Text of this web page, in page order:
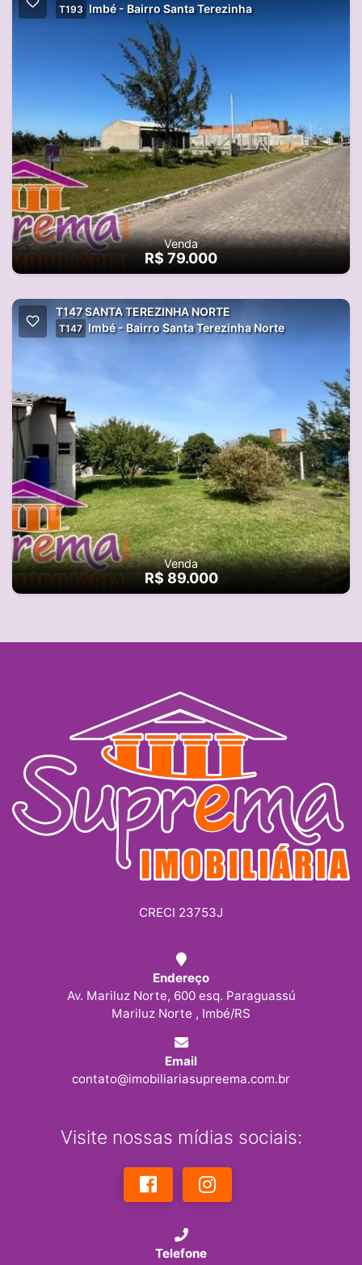
T193 Imbé - Bairro Santa Terezinha
Venda
R$ 79.000
T147 SANTA TEREZINHA NORTE
T147 Imbé - Bairro Santa Terezinha Norte
Venda
R$ 89.000
CRECI 23753J
Endereço
Av. Mariluz Norte, 600 esq. Paraguassú
Mariluz Norte , Imbé/RS
Email
contato@imobiliariasupreema.com.br
Visite nossas mídias sociais:
Telefone